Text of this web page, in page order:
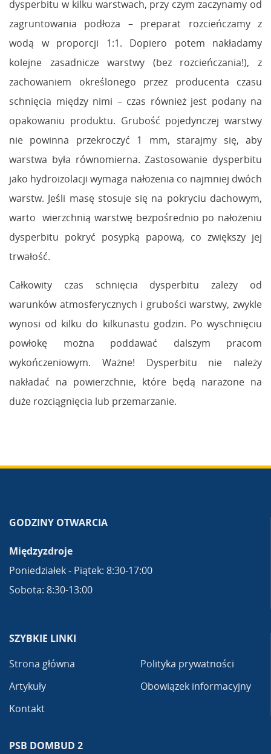
dysperbitu w kilku warstwach, przy czym zaczynamy od
zagruntowania podłoża – preparat rozcieńczamy z
wodą w proporcji 1:1. Dopiero potem nakładamy
kolejne zasadnicze warstwy (bez rozcieńczania!), z
zachowaniem określonego przez producenta czasu
schnięcia między nimi – czas również jest podany na
opakowaniu produktu. Grubość pojedynczej warstwy
nie powinna przekroczyć 1 mm, starajmy się, aby
warstwa była równomierna. Zastosowanie dysperbitu
jako hydroizolacji wymaga nałożenia co najmniej dwóch
warstw. Jeśli masę stosuje się na pokryciu dachowym,
warto wierzchnią warstwę bezpośrednio po nałożeniu
dysperbitu pokryć posypką papową, co zwiększy jej
trwałość.
Całkowity czas schnięcia dysperbitu zależy od
warunków atmosferycznych i grubości warstwy, zwykle
wynosi od kilku do kilkunastu godzin. Po wyschnięciu
powłokę można poddawać dalszym pracom
wykończeniowym. Ważne! Dysperbitu nie należy
nakładać na powierzchnie, które będą narażone na
duże rozciągnięcia lub przemarzanie.
GODZINY OTWARCIA
Międzyzdroje
Poniedziałek - Piątek: 8:30-17:00
Sobota: 8:30-13:00
SZYBKIE LINKI
Strona główna
Artykuły
Kontakt
Polityka prywatności
Obowiązek informacyjny
PSB DOMBUD 2